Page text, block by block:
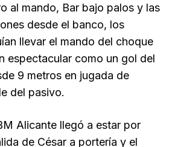
al mando, Bar bajo palos y las
desde el banco, los
llevar el mando del choque
espectacular como un gol del
9 metros en jugada de
del pasivo.
Alicante llegó a estar por
de César a portería y el